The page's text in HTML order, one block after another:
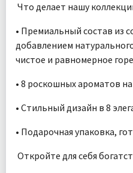
Что делает нашу
• Премиальный состав из
добавлением
чистое и равномерное
• 8 роскошных ароматов
• Стильный дизайн в 8
• Подарочная упаковка,
Откройте для себя